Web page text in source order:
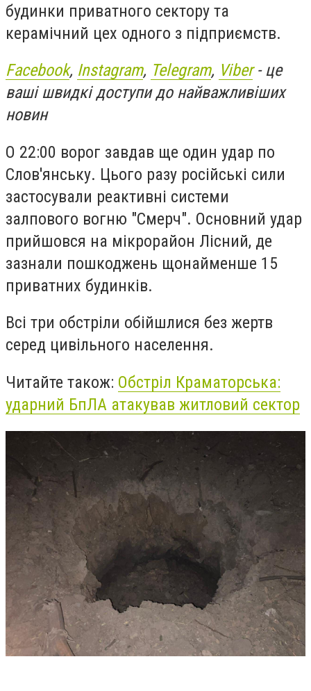
будинки приватного сектору та
керамічний цех одного з підприємств.
Facebook, Instagram, Telegram, Viber- це
ваші швидкі доступи до найважливіших
новин
О 22:00 ворог завдав ще один удар по
Слов'янську. Цього разу російські сили
застосували реактивні системи
залпового вогню "Смерч". Основний удар
прийшовся на мікрорайон Лісний, де
зазнали пошкоджень щонайменше 15
приватних будинків.
Всі три обстріли обійшлися без жертв
серед цивільного населення.
Читайте також: Обстріл Краматорська:
ударний БпЛА атакував житловий сектор